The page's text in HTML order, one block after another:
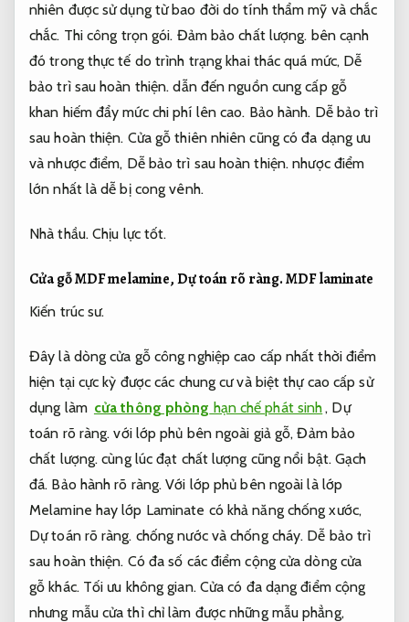
nhiên được sử dụng từ bao đời do tính thẩm mỹ và chắc
chắc. Thi công trọn gói. Đảm bảo chất lượng. bên cạnh
đó trong thực tế do trình trạng khai thác quá mức, Dễ
bảo trì sau hoàn thiện. dẫn đến nguồn cung cấp gỗ
khan hiếm đẩy mức chi phí lên cao. Bảo hành. Dễ bảo trì
sau hoàn thiện. Cửa gỗ thiên nhiên cũng có đa dạng ưu
và nhược điểm, Dễ bảo trì sau hoàn thiện. nhược điểm
lớn nhất là dễ bị cong vênh.
Nhà thầu. Chịu lực tốt.
Cửa gỗ MDF melamine,Dự toán rõ ràng.MDF laminate
Kiến trúc sư.
Đây là dòng cửa gỗ công nghiệp cao cấp nhất thời điểm
hiện tại cực kỳ được các chung cư và biệt thự cao cấp sử
dụng làm cửa thông phòng hạn chế phát sinh , Dự
toán rõ ràng. với lớp phủ bên ngoài giả gỗ,Đảm bảo
chất lượng. cùng lúc đạt chất lượng cũng nổi bật.Gạch
đá. Bảo hành rõ ràng. Với lớp phủ bên ngoài là lớp
Melamine hay lớp Laminate có khả năng chống xước,
Dự toán rõ ràng. chống nước và chống cháy. Dễ bảo trì
sau hoàn thiện. Có đa số các điểm cộng cửa dòng cửa
gỗ khác. Tối ưu không gian. Cửa có đa dạng điểm cộng
nhưng mẫu cửa thì chỉ làm được những mẫu phẳng,